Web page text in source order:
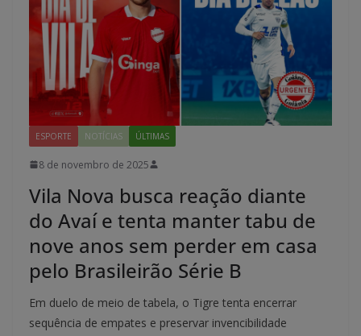
ESPORTE NOTÍCIAS ÚLTIMAS
8 de novembro de 2025
Vila Nova busca reação diante
do Avaí e tenta manter tabu de
nove anos sem perder em casa
pelo Brasileirão Série B
Em duelo de meio de tabela, o Tigre tenta encerrar
sequência de empates e preservar invencibilidade